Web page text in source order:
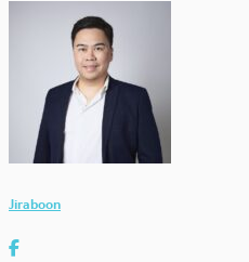
Jiraboon